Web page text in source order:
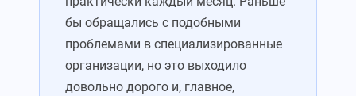
бы обращались с подобными
проблемами в специализированные
организации, но это выходило
довольно дорого и, главное,